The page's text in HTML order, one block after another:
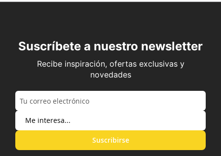
Suscríbete a nuestro newsletter
Recibe inspiración, ofertas exclusivas y
novedades
Suscribirse